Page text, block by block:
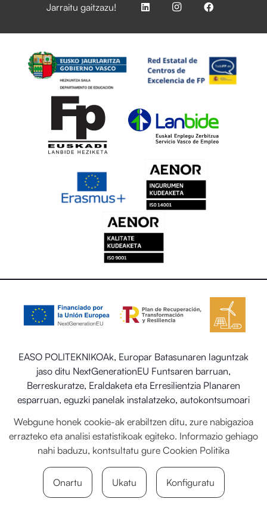
Jarraitu gaitzazu!
EASO POLITEKNIKOAk, Europar Batasunaren laguntzak
jaso ditu NextGenerationEU Funtsaren barruan,
Berreskuratze, Eraldaketa eta Erresilientzia Planaren
esparruan, eguzki panelak instalatzeko, autokontsumoari
berriztagarriekin, baita ere Trantsizio Ekologikorako eta
Erronka Demografikorako Ministerioaren egoitza-
sektorearen sistema termiko berriztagarriak ezartzea.
Webgune honek cookie-ak erabiltzen ditu, zure nabigazioa
errazteko eta analisi estatistikoak egiteko. Informazio gehiago
nahi baduzu, kontsultatu gure Cookien Politika
Onartu Ukatu Konfiguratu